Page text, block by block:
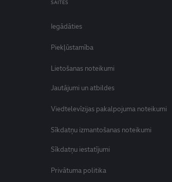
SAITES
Iegādāties
Piekļūstamība
Lietošanas noteikumi
Jautājumi un atbildes
Viedtelevīzijas pakalpojuma noteikumi
Sīkdatņu izmantošanas noteikumi
Sīkdatņu iestatījumi
Privātuma politika